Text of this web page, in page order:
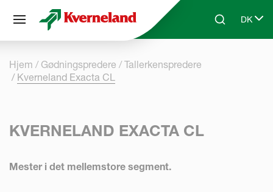
Skip to main contentSearchDK
Select
Hjem Gødningspredere
Tallerkenspredere
Kverneland Exacta CL
KVERNELAND EXACTA CL
Mester i det mellemstore segment.
CCookie-styringspanel